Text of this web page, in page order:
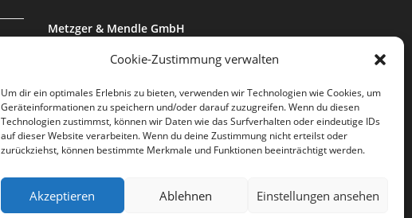
Cookie-Zustimmung verwalten
Um dir ein optimales Erlebnis zu bieten, verwenden wir Technologien wie Cookies, um
Geräteinformationen zu speichern und/oder darauf zuzugreifen. Wenn du diesen
Technologien zustimmst, können wir Daten wie das Surfverhalten oder eindeutige IDs
auf dieser Website verarbeiten. Wenn du deine Zustimmung nicht erteilst oder
zurückziehst, können bestimmte Merkmale und Funktionen beeinträchtigt werden.
Akzeptieren Ablehnen Einstellungen ansehen
Metzger & Mendle GmbH
86850 Fischach
Telefon:
+49 8236 5880
Fax:
E-Mail:
mail@metzger-mendle.com